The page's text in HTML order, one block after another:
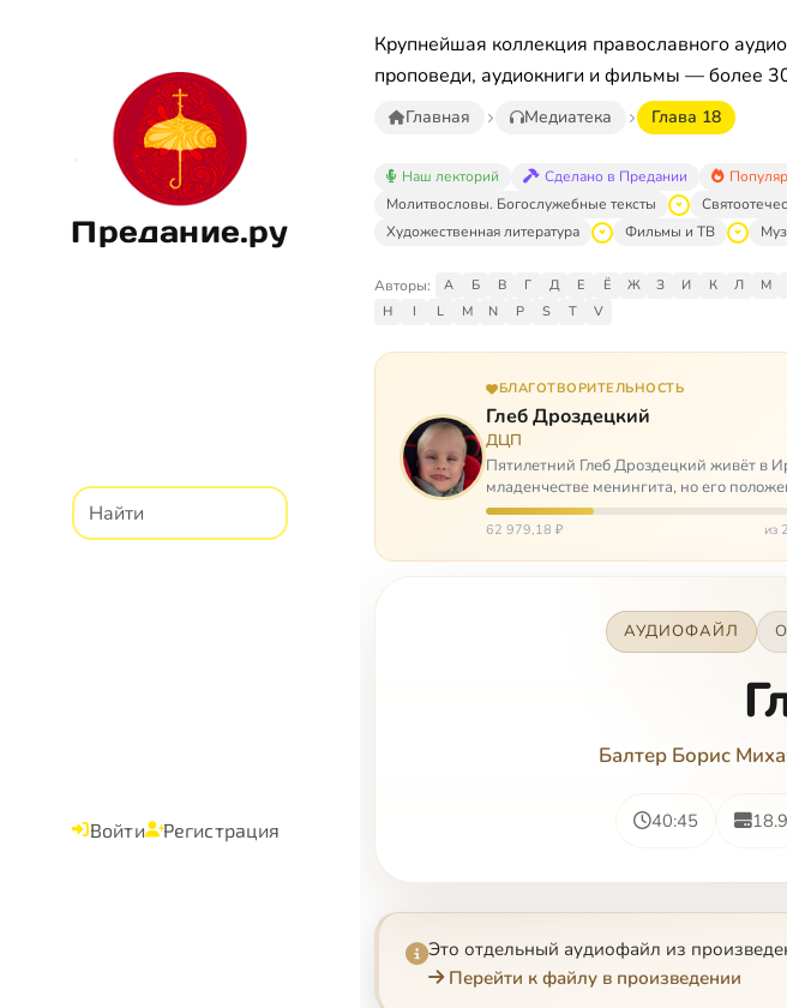
Предание.ру
Войти Регистрация
Крупнейшая коллекция православного
проповеди, аудиокниги и фильмы — более
Главная Медиатека Глава 18
Наш лекторий Сделано в Предании
Молитвословы. Богослужебные тексты
Художественная литература
Фильмы и ТВ
Авторы: А Б В Г Д Е Ё Ж З И К Л М
H
I L M N P S T V
БЛАГОТВОРИТЕЛЬНОСТЬ
Глеб Дроздецкий
ДЦП
Пятилетний Глеб Дроздецкий живёт в
младенчестве менингита, но его
время была невозмож…
62 979,18 ₽ из
АУДИОФАЙЛ
Балтер Борис
40:45
Это отдельный аудиофайл из
Перейти к файлу в произведении